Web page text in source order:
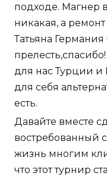
подходе. Магнер
никакая, а
Татьяна Германия
для нас Турции и
для себя
есть.
Давайте вместе
востребованный
жизнь многим
что этот турнир